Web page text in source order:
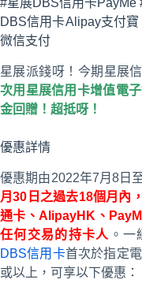
#星展DBS信用卡PayMe
DBS信用卡Alipay支付
微信支付
星展派錢呀！今期星展
次用星展信用卡增值電
金回贈！超抵呀！
優惠詳情
優惠期由2022年7月8日
月30日之過去18個月內
通卡、AlipayHK、
任何交易的持卡人 。
DBS信用卡首次於指定
或以上，可享以下優惠：